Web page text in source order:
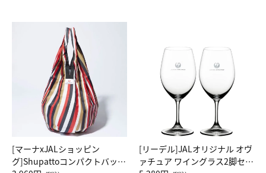
[マーナxJALショッピン
グ]Shupattoコンパクトバッグ
[リーデル]JALオリジナル オヴ
ァチュア ワイングラス2脚セッ